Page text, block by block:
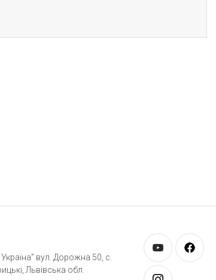
вул. Дорожна 50, c.
Львівська обл.